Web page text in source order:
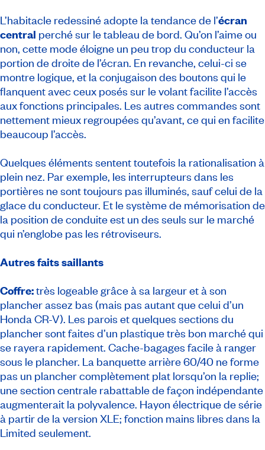
L’habitacle redessiné adopte la tendance de l’écran
central perché sur le tableau de bord. Qu’on l’aime ou
non, cette mode éloigne un peu trop du conducteur la
portion de droite de l’écran. En revanche, celui-ci se
montre logique, et la conjugaison des boutons qui le
flanquent avec ceux posés sur le volant facilite l’accès
aux fonctions principales. Les autres commandes sont
nettement mieux regroupées qu’avant, ce qui en facilite
beaucoup l’accès.
Quelques éléments sentent toutefois la rationalisation à
plein nez. Par exemple, les interrupteurs dans les
portières ne sont toujours pas illuminés, sauf celui de la
glace du conducteur. Et le système de mémorisation de
la position de conduite est un des seuls sur le marché
qui n’englobe pas les rétroviseurs.
Autres faits saillants
Coffre:très logeable grâce à sa largeur et à son
plancher assez bas (mais pas autant que celui d’un
Honda CR-V). Les parois et quelques sections du
plancher sont faites d’un plastique très bon marché qui
se rayera rapidement. Cache-bagages facile à ranger
sous le plancher. La banquette arrière 60/40 ne forme
pas un plancher complètement plat lorsqu’on la replie;
une section centrale rabattable de façon indépendante
augmenterait la polyvalence. Hayon électrique de série
à partir de la version XLE; fonction mains libres dans la
Limited seulement.